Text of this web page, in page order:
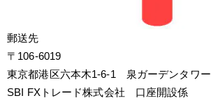
郵送先
〒106-6019
東京都港区六本木1-6-1 泉ガーデンタワー
SBI FXトレード株式会社 口座開設係